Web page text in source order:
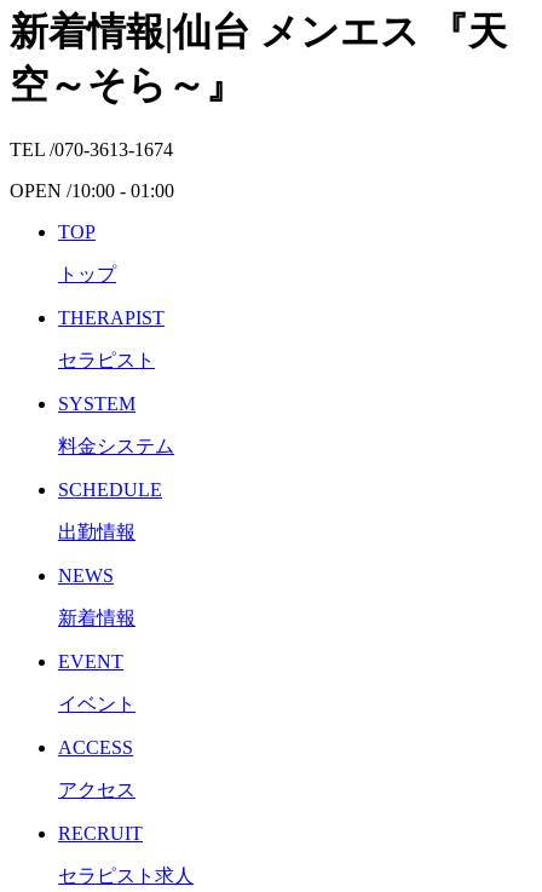
新着情報|仙台 メンエス 『天
空～そら～』
TEL /070-3613-1674
OPEN /10:00 - 01:00
TOP
トップ
THERAPIST
セラピスト
SYSTEM
料金システム
SCHEDULE
出勤情報
NEWS
新着情報
EVENT
イベント
ACCESS
アクセス
RECRUIT
セラピスト求人